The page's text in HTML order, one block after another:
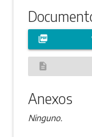
picture_as_pdf
description
Anexos
Ninguno.